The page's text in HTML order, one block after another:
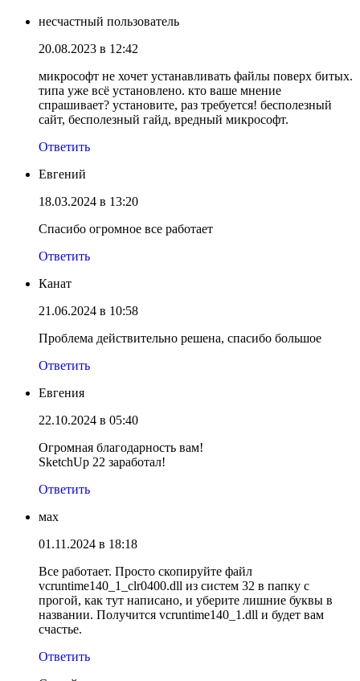
несчастный пользователь
20.08.2023 в 12:42
микрософт не хочет устанавливать файлы поверх битых.
типа уже всё установлено. кто ваше мнение
спрашивает? установите, раз требуется! бесполезный
сайт, бесполезный гайд, вредный микрософт.
Ответить
Евгений
18.03.2024 в 13:20
Спасибо огромное все работает
Ответить
Канат
21.06.2024 в 10:58
Проблема действительно решена, спасибо большое
Ответить
Евгения
22.10.2024 в 05:40
Огромная благодарность вам!
SketchUp 22 заработал!
Ответить
мах
01.11.2024 в 18:18
Все работает. Просто скопируйте файл
vcruntime140_1_clr0400.dll из систем 32 в папку с
прогой, как тут написано, и уберите лишние буквы в
названии. Получится vcruntime140_1.dll и будет вам
счастье.
Ответить